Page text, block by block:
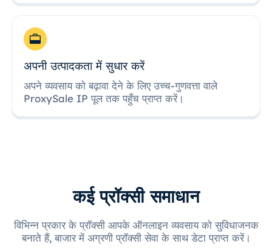
अपनी उत्पादकता में सुधार करें
अपने व्यवसाय को बढ़ावा देने के लिए उच्च-गुणवत्ता वाले
ProxySale IP पूल तक पहुँच प्राप्त करें।
कई प्रॉक्सी समाधान
विभिन्न प्रकार के प्रॉक्सी आपके ऑनलाइन व्यवसाय को सुविधाजनक
बनाते हैं, बाजार में अग्रणी प्रॉक्सी सेवा के साथ डेटा प्राप्त करें।